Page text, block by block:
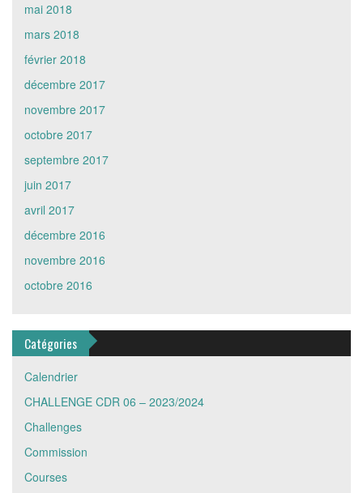
mai 2018
mars 2018
février 2018
décembre 2017
novembre 2017
octobre 2017
septembre 2017
juin 2017
avril 2017
décembre 2016
novembre 2016
octobre 2016
Catégories
Calendrier
CHALLENGE CDR 06 – 2023/2024
Challenges
Commission
Courses